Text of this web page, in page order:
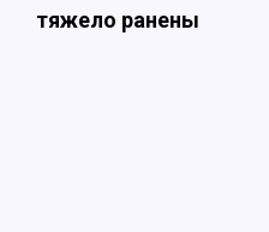
тяжело ранены